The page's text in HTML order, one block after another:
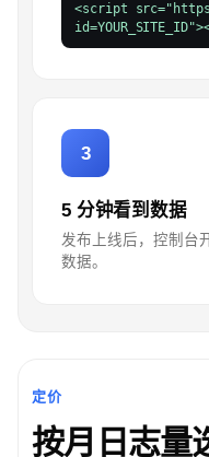
<script
3
5 分钟看到数据
发布上线后，控制台
数据。
定价
按月日志量